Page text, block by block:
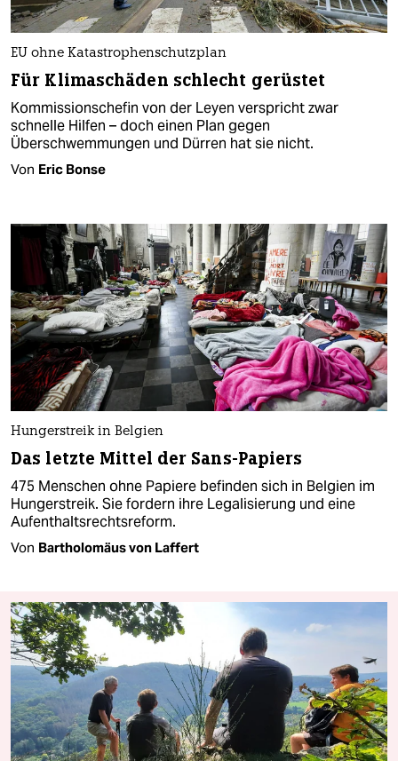
EU ohne Katastrophenschutzplan
Für Klimaschäden schlecht gerüstet
Kommissionschefin von der Leyen verspricht zwar
schnelle Hilfen – doch einen Plan gegen
Überschwemmungen und Dürren hat sie nicht.
Von Eric Bonse
Hungerstreik in Belgien
Das letzte Mittel der Sans-Papiers
475 Menschen ohne Papiere befinden sich in Belgien im
Hungerstreik. Sie fordern ihre Legalisierung und eine
Aufenthaltsrechtsreform.
Von Bartholomäus von Laffert